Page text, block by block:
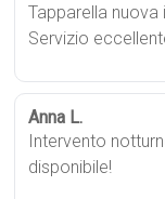
Tapparella nuova
Servizio
Anna L.
Intervento
disponibile!